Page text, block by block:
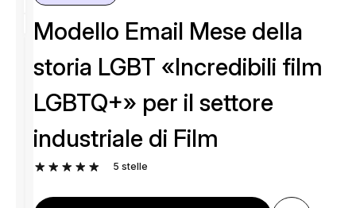
Modello Email Mese della
storia LGBT «Incredibili film
LGBTQ+» per il settore
industriale di Film
5 stelle